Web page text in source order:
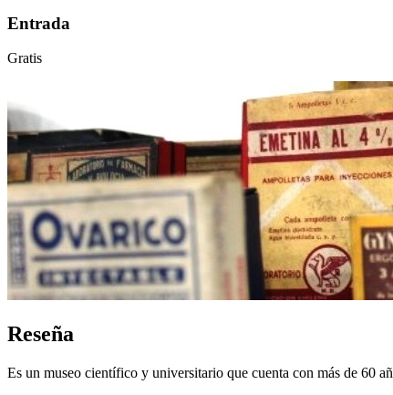
Entrada
Gratis
Reseña
Es un museo científico y universitario que cuenta con más de 60